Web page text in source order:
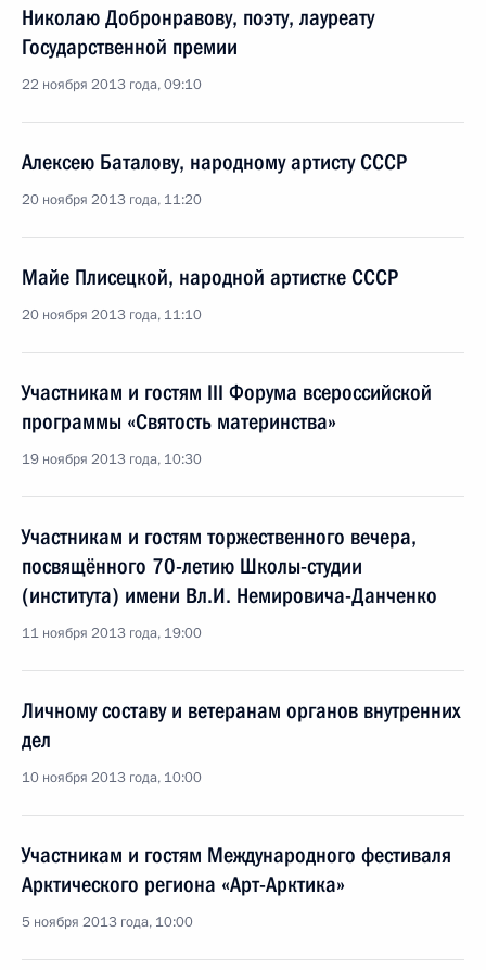
Николаю Добронравову, поэту, лауреату
Государственной премии
22 ноября 2013 года, 09:10
Алексею Баталову, народному артисту СССР
20 ноября 2013 года, 11:20
Майе Плисецкой, народной артистке СССР
20 ноября 2013 года, 11:10
Участникам и гостям III Форума всероссийской
программы «Святость материнства»
19 ноября 2013 года, 10:30
Участникам и гостям торжественного вечера,
посвящённого 70-летию Школы-студии
(института) имени Вл.И. Немировича-Данченко
11 ноября 2013 года, 19:00
Личному составу и ветеранам органов внутренних
дел
10 ноября 2013 года, 10:00
Участникам и гостям Международного фестиваля
Арктического региона «Арт-Арктика»
5 ноября 2013 года, 10:00